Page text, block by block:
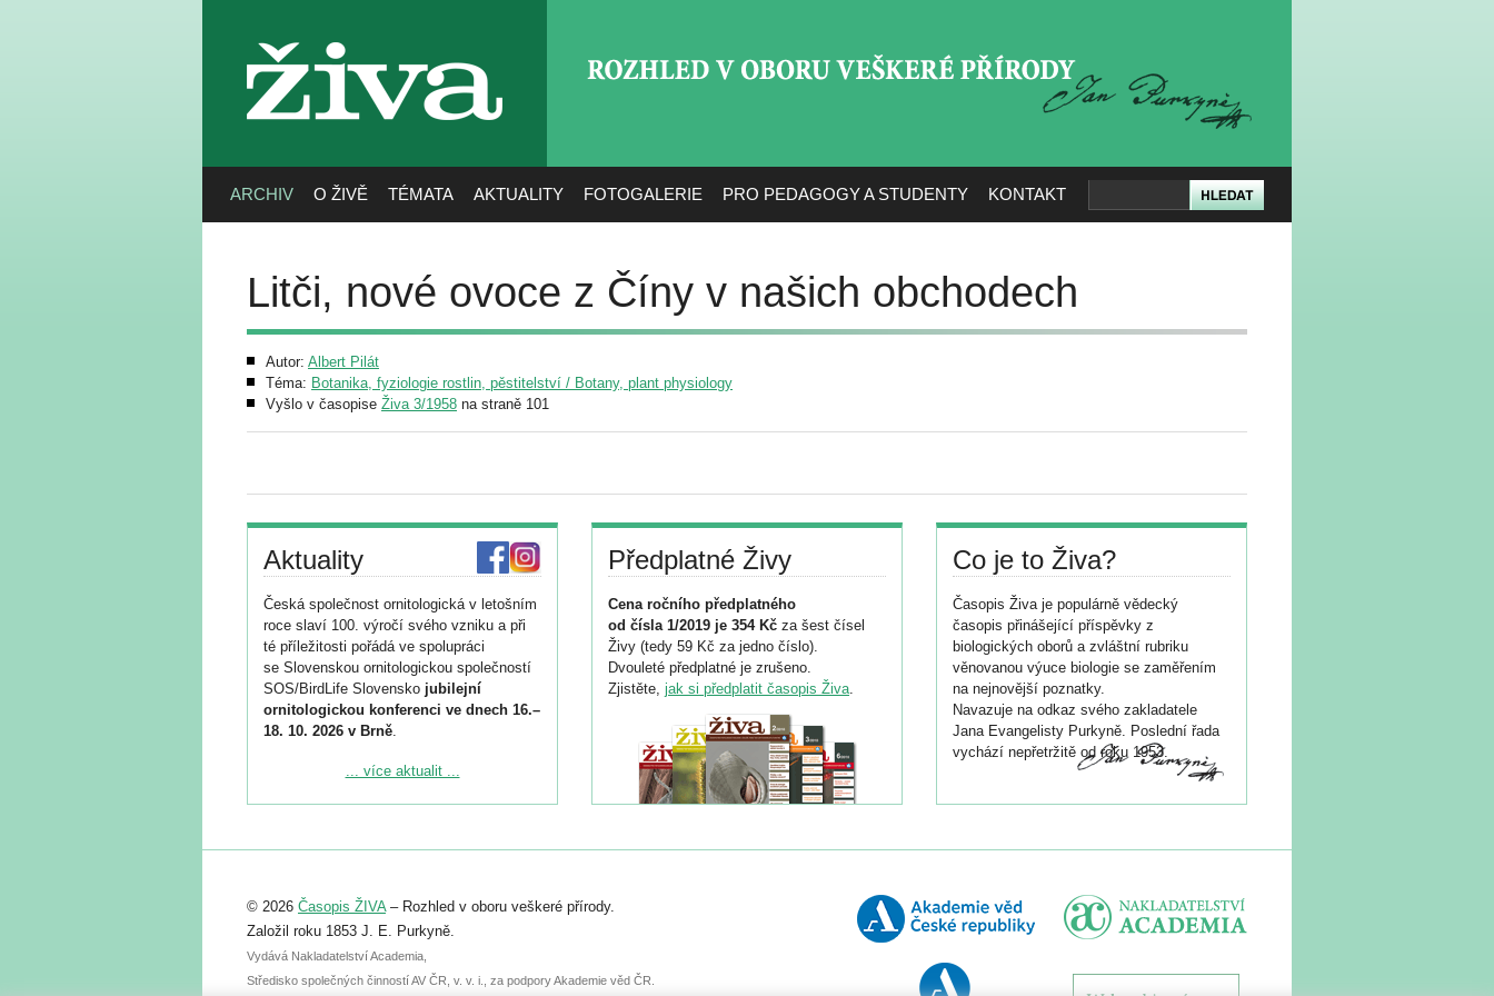
živa
ARCHIV O ŽIVĚ TÉMATA AKTUALITY FOTOGALERIE PRO PEDAGOGY A STUDENTY KONTAKT
Litči, nové ovoce z Číny v našich obchodech
Autor: Albert Pilát
Téma: Botanika, fyziologie rostlin, pěstitelství / Botany, plant physiology
Vyšlo v časopise Živa 3/1958 na straně 101
Aktuality
Česká společnost ornitologická v letošním
roce slaví 100. výročí svého vzniku a při
té příležitosti pořádá ve spolupráci
se Slovenskou ornitologickou společností
SOS/BirdLife Slovensko jubilejní
ornitologickou konferenci ve dnech 16.–
18. 10. 2026 v Brně.
Podrobnější informace ke konferenci
Registrovat se můžete do 6. září.
abstraktu přihlášené přednášky nebo
posteru je už 30. června.
... více aktualit ...
Předplatné Živy
Cena ročního předplatného
od čísla 1/2019 je 354 Kč za šest čísel
Živy (tedy 59 Kč za jedno číslo).
Dvouleté předplatné je zrušeno.
Zjistěte, jak si předplatit časopis Živa.
Co je to Živa?
Časopis Živa je populárně vědecký
časopis přinášející příspěvky z
biologických oborů a zvláštní rubriku
věnovanou výuce biologie se zaměřením
na nejnovější poznatky.
Navazuje na odkaz svého zakladatele
Jana Evangelisty Purkyně. Poslední řada
vychází nepřetržitě od roku 1953.
© 2026 Časopis ŽIVA– Rozhled v oboru veškeré přírody.
Založil roku 1853 J. E. Purkyně.
Vydává Nakladatelství Academia,
Středisko společných činností AV ČR, v. v. i., za podpory Akademie věd ČR.